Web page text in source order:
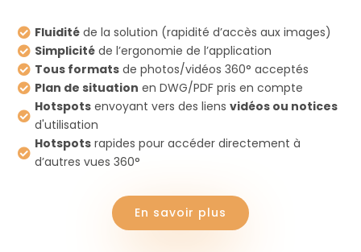
 Fluidité de la solution (rapidité d’accès aux images)
 Simplicité de l’ergonomie de l’application
 Tous formats de photos/vidéos 360° acceptés
 Plan de situation en DWG/PDF pris en compte

Hotspots envoyant vers des liensvidéos ou notices
d'utilisation

Hotspots rapides pour accéder directement à
d’autres vues 360°
En savoir plus